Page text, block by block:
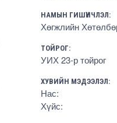
НАМЫН ГИШҮҮНЧЛЭЛ:
Хөгжлийн
ТОЙРОГ:
УИХ 23-р тойрог
ХУВИЙН МЭДЭЭЛЭЛ:
Нас:
Хүйс: